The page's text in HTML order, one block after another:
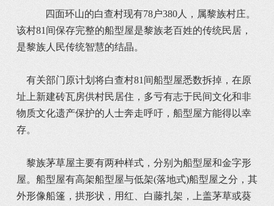
四面环山的白查村现有78户380人，属黎族村庄。
该村81间保存完整的船型屋是黎族老百姓的传统民居，
是黎族人民传统智慧的结晶。
有关部门原计划将白查村81间船型屋悉数拆掉，在原
址上新建砖瓦房供村民居住，多亏有志于民间文化和非
物质文化遗产保护的人士奔走呼吁，船型屋方能得以幸
存。
黎族茅草屋主要有两种样式，分别为船型屋和金字形
屋。船型屋有高架船型屋与低架(落地式)船型屋之分，其
外形像船篷，拱形状，用红、白藤扎架，上盖茅草或葵